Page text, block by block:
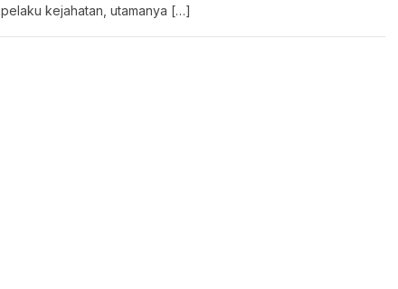
pelaku kejahatan, utamanya […]